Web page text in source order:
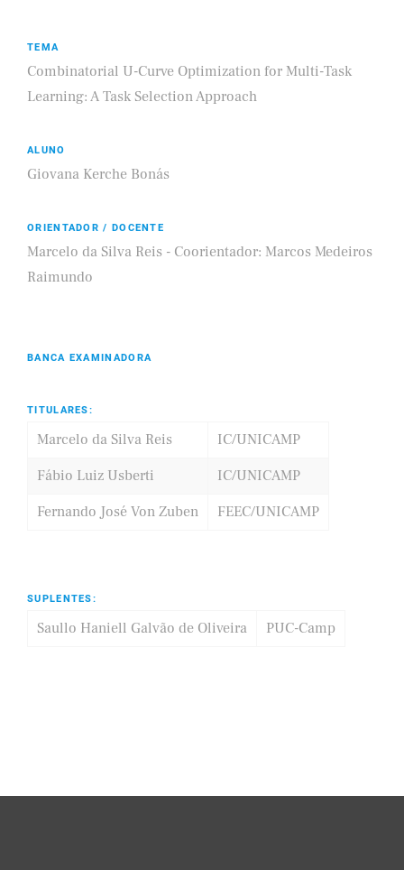
TEMA
Combinatorial U-Curve Optimization for Multi-Task
Learning: A Task Selection Approach
ALUNO
Giovana Kerche Bonás
ORIENTADOR / DOCENTE
Marcelo da Silva Reis - Coorientador: Marcos Medeiros
Raimundo
BANCA EXAMINADORA
TITULARES:
Marcelo da Silva Reis
IC/UNICAMP
Fábio Luiz Usberti
IC/UNICAMP
Fernando José Von Zuben
FEEC/UNICAMP
SUPLENTES:
Saullo Haniell Galvão de Oliveira PUC-Camp